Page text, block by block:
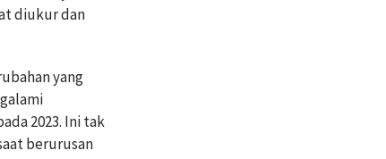
diukur dan
yang
2023. Ini tak
berurusan